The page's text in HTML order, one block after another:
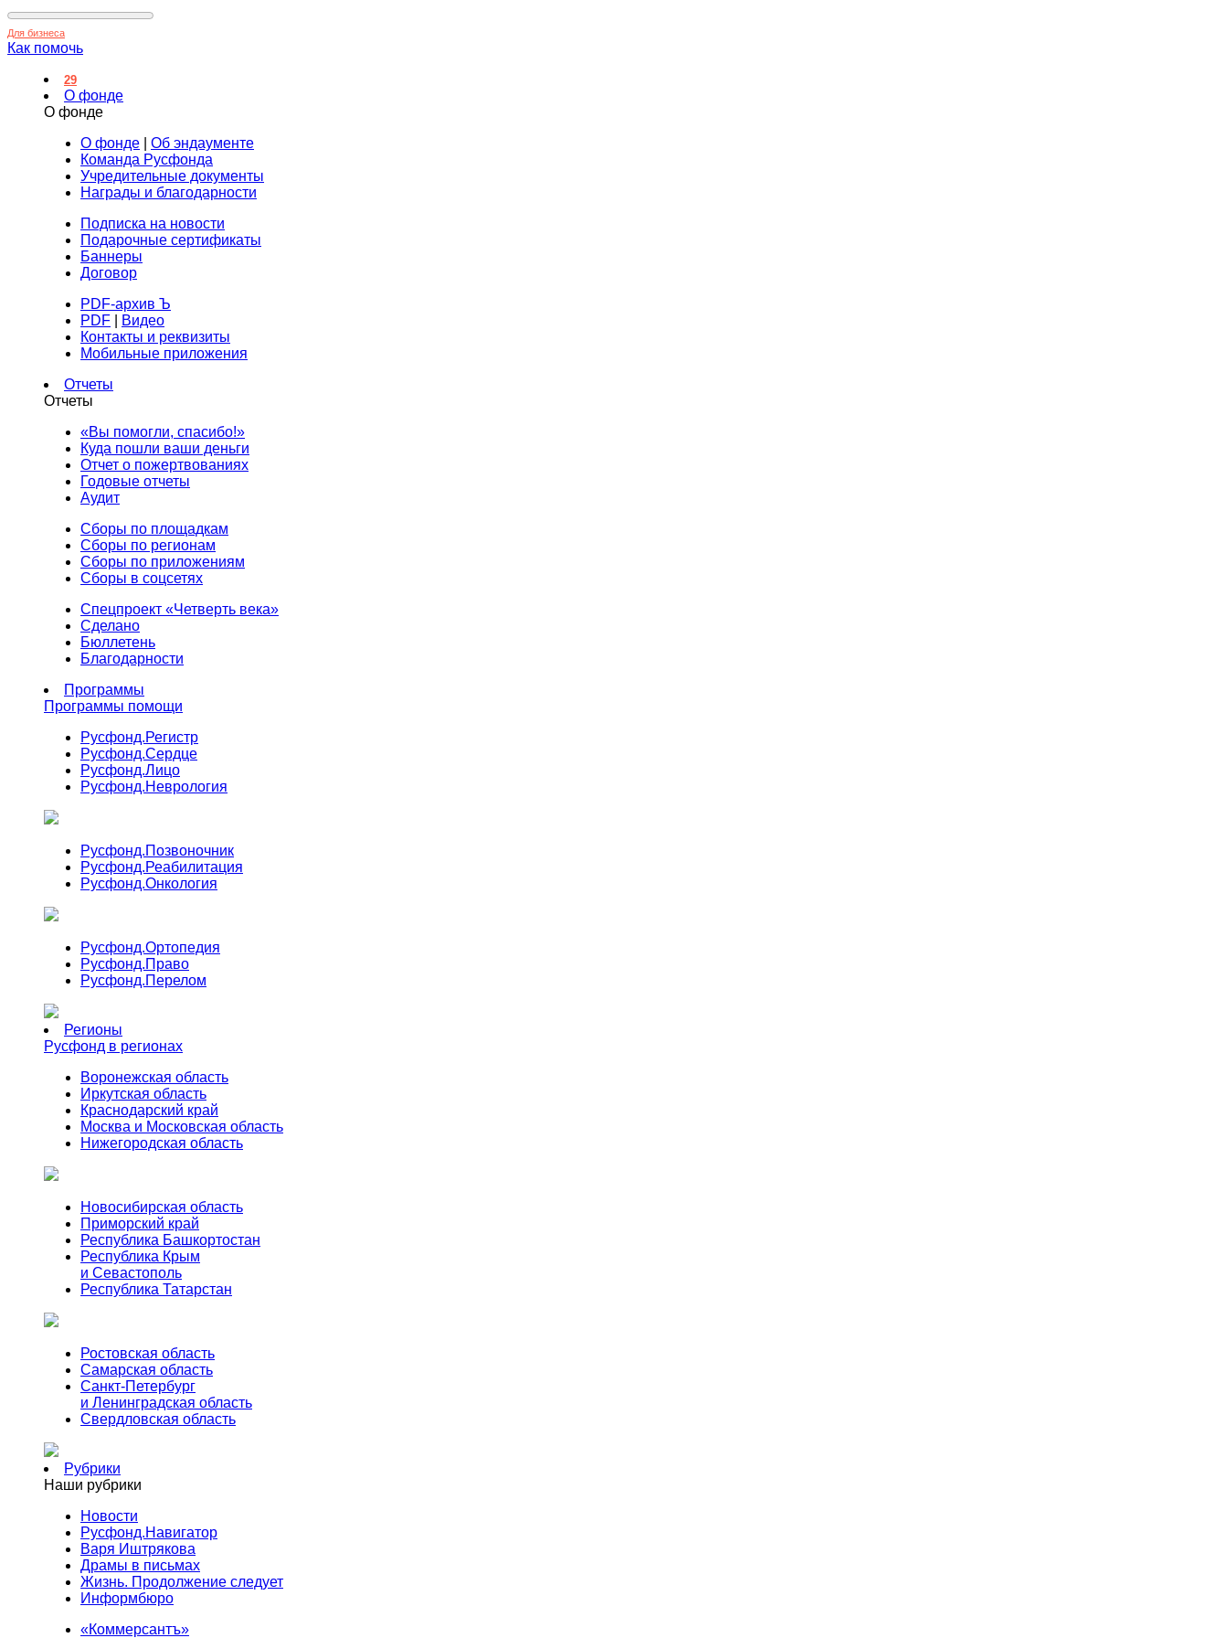
Для бизнеса
Как помочь
29
О фонде
О фонде
О фонде
Об эндаументе
Команда Русфонда
Учредительные документы
Награды и благодарности
Подписка на новости
Подарочные сертификаты
Баннеры
Договор
PDF-архив Ъ
PDF
Видео
Контакты и реквизиты
Мобильные приложения
Отчеты
Отчеты
«Вы помогли, спасибо!»
Куда пошли ваши деньги
Отчет о пожертвованиях
Годовые отчеты
Аудит
Сборы по площадкам
Сборы по регионам
Сборы по приложениям
Сборы в соцсетях
Спецпроект «Четверть века»
Сделано
Бюллетень
Благодарности
Программы
Программы помощи
Русфонд.Регистр
Русфонд.Сердце
Русфонд.Лицо
Русфонд.Неврология
Русфонд.Позвоночник
Русфонд.Реабилитация
Русфонд.Онкология
Русфонд.Ортопедия
Русфонд.Право
Русфонд.Перелом
Регионы
Русфонд в регионах
Воронежская область
Иркутская область
Краснодарский край
Москва и Московская область
Нижегородская область
Новосибирская область
Приморский край
Республика Башкортостан
Республика Крым
и Севастополь
Республика Татарстан
Ростовская область
Самарская область
Санкт-Петербург
и Ленинградская область
Свердловская область
Рубрики
Наши рубрики
Новости
Русфонд.Навигатор
Варя Иштрякова
Драмы в письмах
Жизнь. Продолжение следует
Информбюро
«Коммерсантъ»